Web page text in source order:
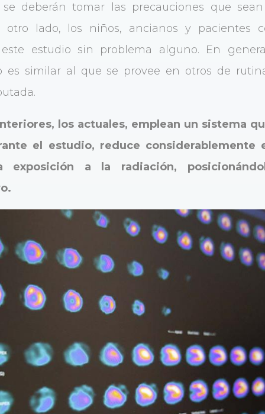
deberán tomar las precauciones que
otro lado, los niños, ancianos y pacientes
este estudio sin problema alguno. En
es similar al que se provee en otros de
los actuales, emplean un sistema
el estudio, reduce considerablemente
a la radiación,